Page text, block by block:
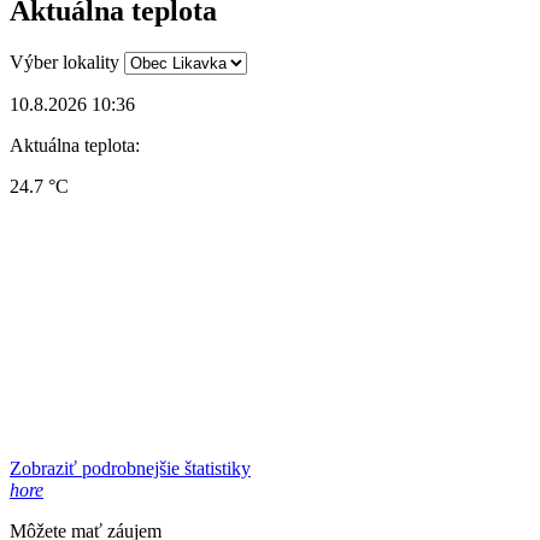
Aktuálna teplota
Výber lokality
10.8.2026 10:36
Aktuálna teplota:
24.7 °C
Zobraziť podrobnejšie štatistiky
hore
Môžete mať záujem